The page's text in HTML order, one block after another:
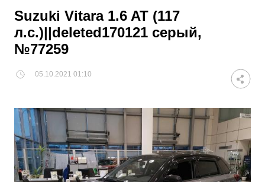
Suzuki Vitara 1.6 AT (117
л.с.)||deleted170121 серый,
№77259
05.10.2021 01:10